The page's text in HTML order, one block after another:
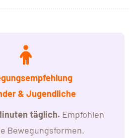
& Jugendliche
täglich. Empfohlen
Bewegungsformen.